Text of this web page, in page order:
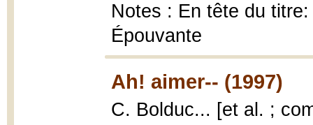
Notes : En tête du
Épouvante
Ah! aimer-- (1997)
C. Bolduc... [et al. ;